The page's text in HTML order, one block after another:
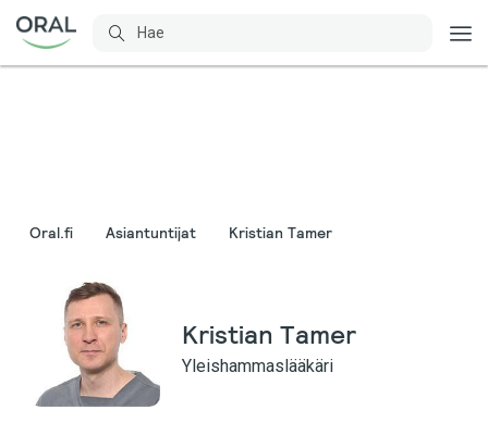
Oral.fi Asiantuntijat Kristian Tamer
Kristian Tamer
Yleishammaslääkäri